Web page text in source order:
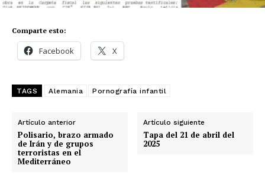
Comparte esto:
Facebook X
TAGS Alemania Pornografía infantil
Artículo anterior
Polisario, brazo armado
de Irán y de grupos
terroristas en el
Mediterráneo
Artículo siguiente
Tapa del 21 de abril del
2025